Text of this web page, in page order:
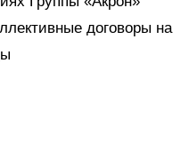
договоры на